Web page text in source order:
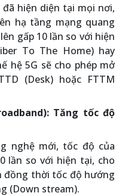
hiện diện tại mọi nơi,
hạ tầng mạng quang
gấp 10 lần so với hiện
To The Home) hay
hệ 5G sẽ cho phép mở
(Desk) hoặc FTTM
Tăng tốc độ
nghệ mới, tốc độ của
lần so với hiện tại, cho
đồng thời tốc độ hướng
(Down stream).